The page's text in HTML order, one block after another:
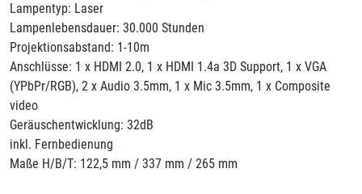
Lampentyp: Laser
Lampenlebensdauer: 30.000 Stunden
Projektionsabstand: 1-10m
Anschlüsse: 1 x HDMI 2.0, 1 x HDMI 1.4a 3D Support, 1 x VGA
(YPbPr/RGB), 2 x Audio 3.5mm, 1 x Mic 3.5mm, 1 x Composite
video
Geräuschentwicklung: 32dB
inkl. Fernbedienung
Maße H/B/T: 122,5 mm / 337 mm / 265 mm